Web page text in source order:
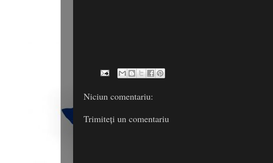
Niciun comentariu:
Trimiteți un comentariu